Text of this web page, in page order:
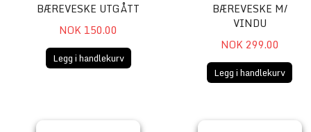
BÆREVESKE UTGÅTT
NOK 150.00
Legg i handlekurv
BÆREVESKE M/
VINDU
NOK 299.00
Legg i handlekurv